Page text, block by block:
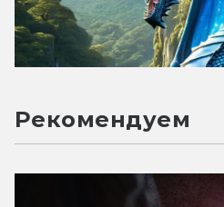
Рекомендуем